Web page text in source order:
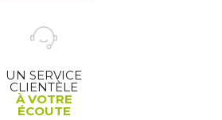
UN SERVICE
CLIENTÈLE
À VOTRE
ÉCOUTE